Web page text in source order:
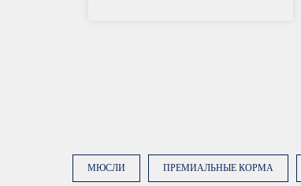
МЮСЛИ ПРЕМИАЛЬНЫЕ КОРМА